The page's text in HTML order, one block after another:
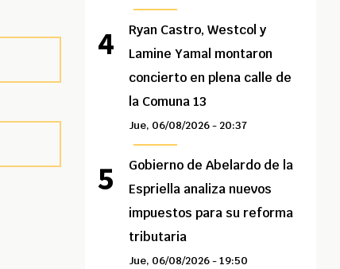
Ryan Castro, Westcol y
Lamine Yamal montaron
concierto en plena calle de
la Comuna 13
Jue, 06/08/2026 - 20:37
Gobierno de Abelardo de la
Espriella analiza nuevos
impuestos para su reforma
tributaria
Jue, 06/08/2026 - 19:50